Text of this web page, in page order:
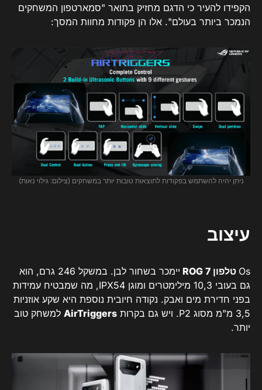
הקפידו להעיר כי הדגם מחזיק בתואר "סמארטפון המשחקים
הנמכר ביותר בעולם". אלו הן פקודות מחוות המסך:
ניתן יהיה להשתמש בפקודות לתוצאות טובות יותר במשחקים (צילום: גילוי נאות)
עיצוב
Os טלפון ROG 7
יימכר בשחור לבן. במשקל 246 גרם, הוא
גם בעובי 10,3 מילימטרים ומוגן IPX54, מה שמבטיח עמידות
בפני חדירת מים ואבק. נקודה חיובית נוספת היא שקע אוזניות
3,5 מ"מ מסוג P2. ויש גם בקרות
AirTriggers למשחק טוב
יותר.